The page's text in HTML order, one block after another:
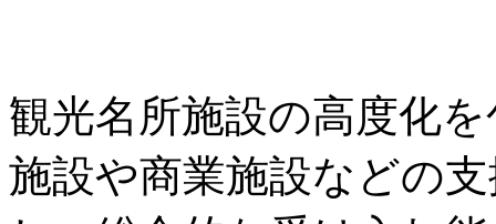
観光名所施設の高度化
施設や商業施設などの